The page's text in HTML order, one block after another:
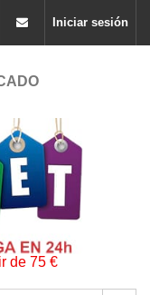
Iniciar sesión
de 75 €